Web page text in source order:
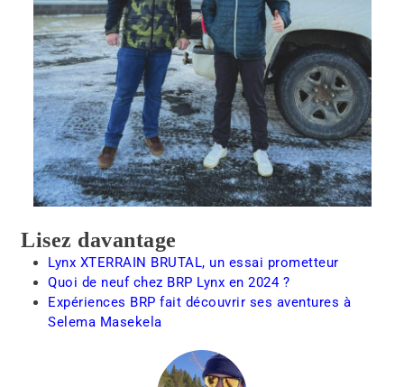
Lisez davantage
Lynx XTERRAIN BRUTAL, un essai prometteur
Quoi de neuf chez BRP Lynx en 2024 ?
Expériences BRP fait découvrir ses aventures à
Selema Masekela